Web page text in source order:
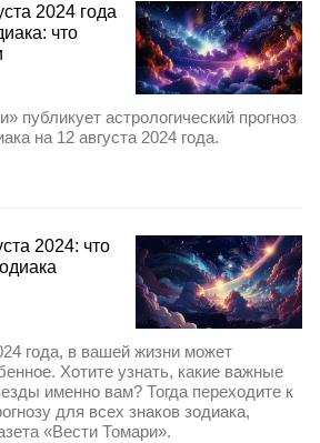
2024 года
что
публикует астрологический прогноз
на 12 августа 2024 года.
2024: что
года, в вашей жизни может
Хотите узнать, какие важные
именно вам? Тогда переходите к
для всех знаков зодиака,
«Вести Томари».